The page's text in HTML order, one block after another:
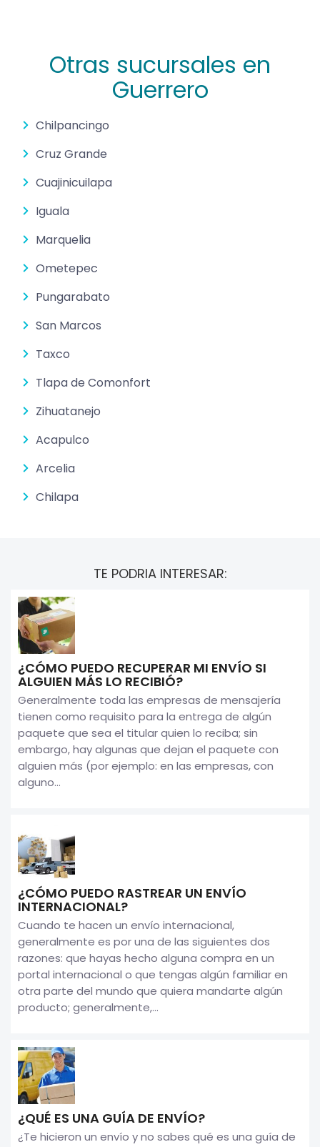
Otras sucursales en
Guerrero
Chilpancingo
Cruz Grande
Cuajinicuilapa
Iguala
Marquelia
Ometepec
Pungarabato
San Marcos
Taxco
Tlapa de Comonfort
Zihuatanejo
Acapulco
Arcelia
Chilapa
TE PODRIA INTERESAR:
¿CÓMO PUEDO RECUPERAR MI ENVÍO SI
ALGUIEN MÁS LO RECIBIÓ?
Generalmente toda las empresas de mensajería
tienen como requisito para la entrega de algún
paquete que sea el titular quien lo reciba; sin
embargo, hay algunas que dejan el paquete con
alguien más (por ejemplo: en las empresas, con
alguno...
¿CÓMO PUEDO RASTREAR UN ENVÍO
INTERNACIONAL?
Cuando te hacen un envío internacional,
generalmente es por una de las siguientes dos
razones: que hayas hecho alguna compra en un
portal internacional o que tengas algún familiar en
otra parte del mundo que quiera mandarte algún
producto; generalmente,...
¿QUÉ ES UNA GUÍA DE ENVÍO?
¿Te hicieron un envío y no sabes qué es una guía de